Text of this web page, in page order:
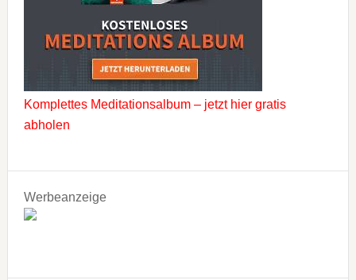
Komplettes Meditationsalbum – jetzt hier gratis
abholen
Werbeanzeige